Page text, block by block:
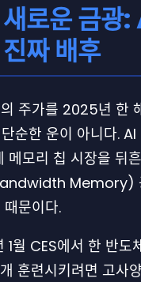
로운 금광
짜 배후
주가를 2025년 한
순한 운이 아니다. AI
메모리 칩 시장을 뒤
Memory)
문이다.
월 CES에서 한 반도
훈련시키려면 고사